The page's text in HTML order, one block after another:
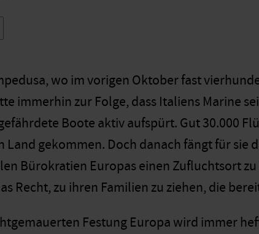
wo im vorigen Oktober fast
immerhin zur Folge, dass Italiens Marine
Boote aktiv aufspürt. Gut 30.000
Land gekommen. Doch danach fängt für sie
Bürokratien Europas einen Zufluchtsort
Recht, zu ihren Familien zu ziehen, die
Festung Europa wird immer